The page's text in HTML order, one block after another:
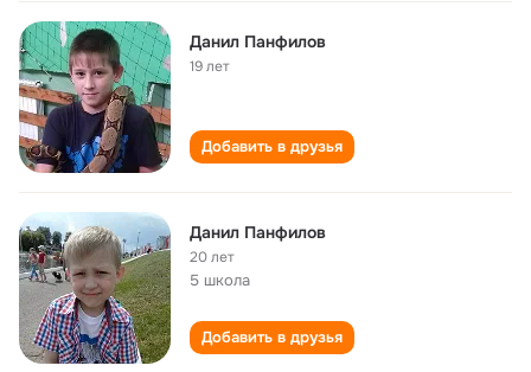
Данил Панфилов
19 лет
Добавить в друзья
Данил Панфилов
20 лет
5 школа
Добавить в друзья